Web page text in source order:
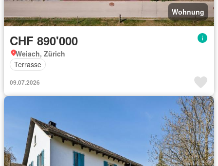
Wohnung
CHF 890'000
Weiach, Zürich
Terrasse
09.07.2026